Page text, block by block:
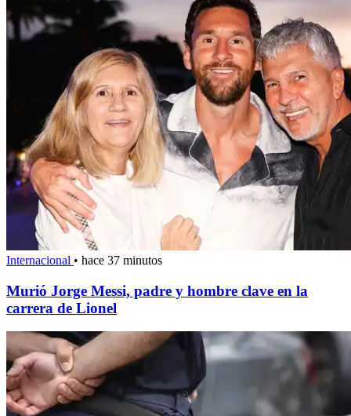
Internacional • hace 37 minutos
Murió Jorge Messi, padre y hombre clave en la
carrera de Lionel